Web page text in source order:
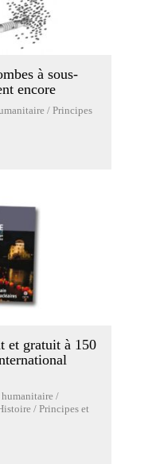
à sous-
encore
/ Principes
et gratuit à 150
/
/ Principes et